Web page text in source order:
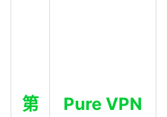
第
Pure VPN